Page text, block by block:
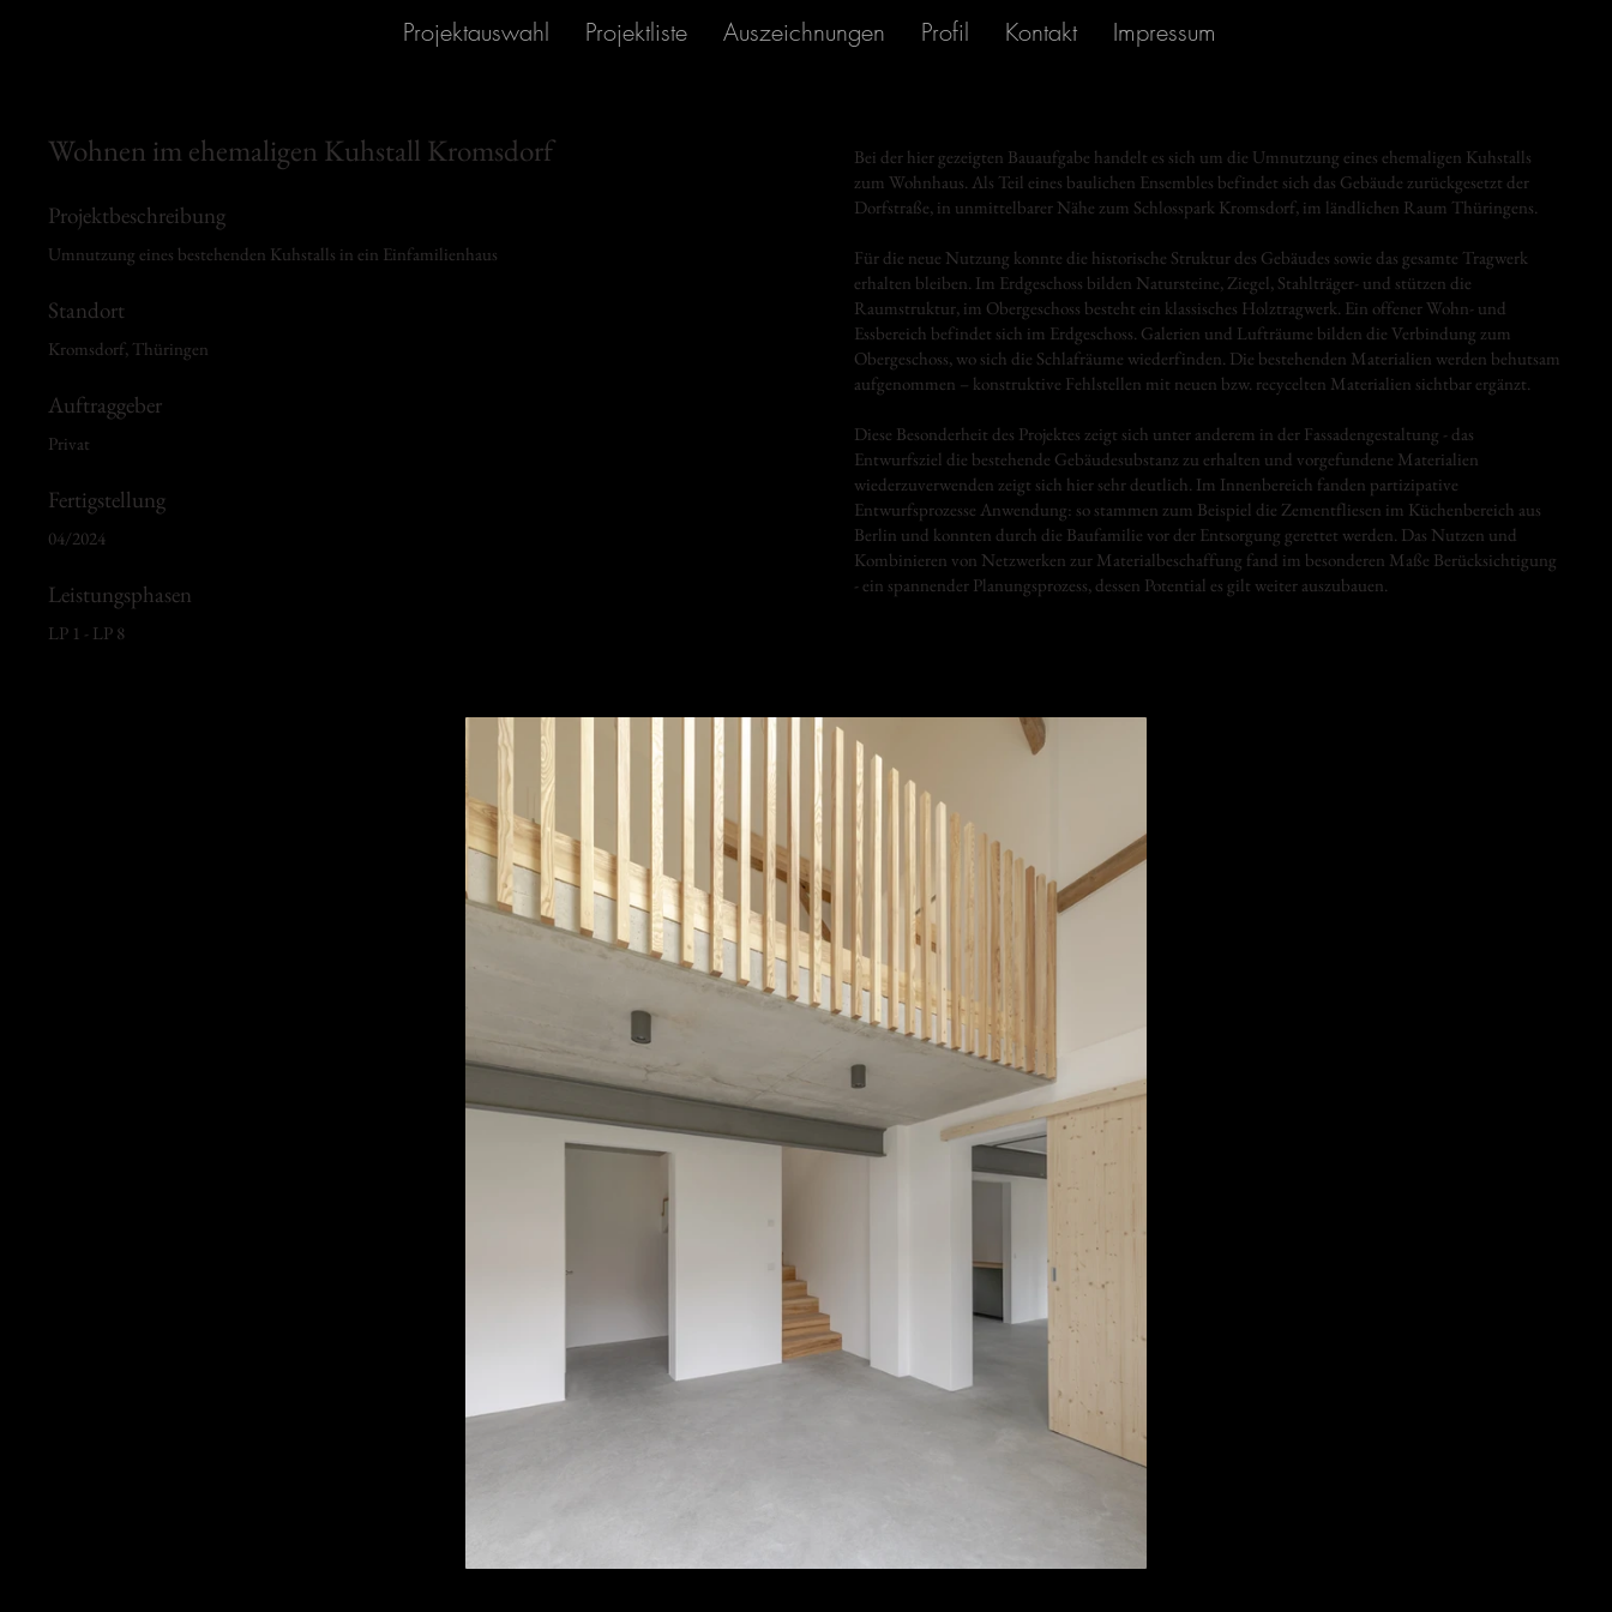
Projektauswahl Projektliste Auszeichnungen Profil Kontakt Impressum
Wohnen im ehemaligen Kuhstall Kromsdorf
Projektbeschreibung
Umnutzung eines bestehenden Kuhstalls in ein Einfamilienhaus
Standort
Kromsdorf, Thüringen
Auftraggeber
Privat
Fertigstellung
04/2024
Leistungsphasen
LP 1 - LP 8
Bei der hier gezeigten Bauaufgabe handelt es sich um die Umnutzung eines ehemaligen Kuhstalls
zum Wohnhaus. Als Teil eines baulichen Ensembles befindet sich das Gebäude zurückgesetzt der
Dorfstraße, in unmittelbarer Nähe zum Schlosspark Kromsdorf, im ländlichen Raum Thüringens.
Für die neue Nutzung konnte die historische Struktur des Gebäudes sowie das gesamte Tragwerk
erhalten bleiben. Im Erdgeschoss bilden Natursteine, Ziegel, Stahlträger- und stützen die
Raumstruktur, im Obergeschoss besteht ein klassisches Holztragwerk. Ein offener Wohn- und
Essbereich befindet sich im Erdgeschoss. Galerien und Lufträume bilden die Verbindung zum
Obergeschoss, wo sich die Schlafräume wiederfinden. Die bestehenden Materialien werden behutsam
aufgenommen – konstruktive Fehlstellen mit neuen bzw. recycelten Materialien sichtbar ergänzt.
Diese Besonderheit des Projektes zeigt sich unter anderem in der Fassadengestaltung - das
Entwurfsziel die bestehende Gebäudesubstanz zu erhalten und vorgefundene Materialien
wiederzuverwenden zeigt sich hier sehr deutlich. Im Innenbereich fanden partizipative
Entwurfsprozesse Anwendung: so stammen zum Beispiel die Zementfliesen im Küchenbereich aus
Berlin und konnten durch die Baufamilie vor der Entsorgung gerettet werden. Das Nutzen und
Kombinieren von Netzwerken zur Materialbeschaffung fand im besonderen Maße Berücksichtigung
- ein spannender Planungsprozess, dessen Potential es gilt weiter auszubauen.